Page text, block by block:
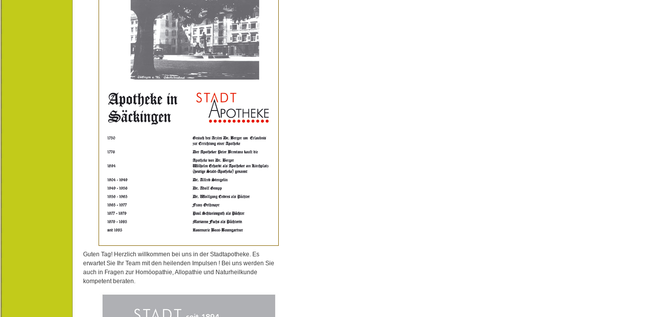
Guten Tag! Herzlich willkommen bei uns in der Stadtapotheke. Es
erwartet Sie Ihr Team mit den heilenden Impulsen ! Bei uns werden Sie
auch in Fragen zur Homöopathie, Allopathie und Naturheilkunde
kompetent beraten.